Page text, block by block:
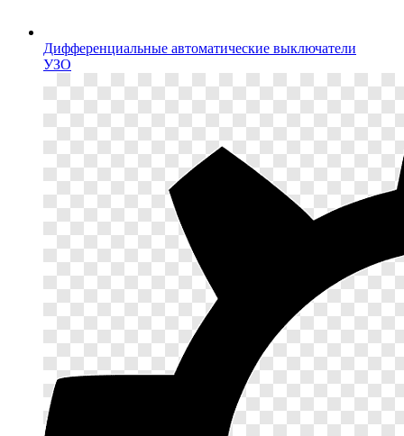
Дифференциальные автоматические выключатели
УЗО